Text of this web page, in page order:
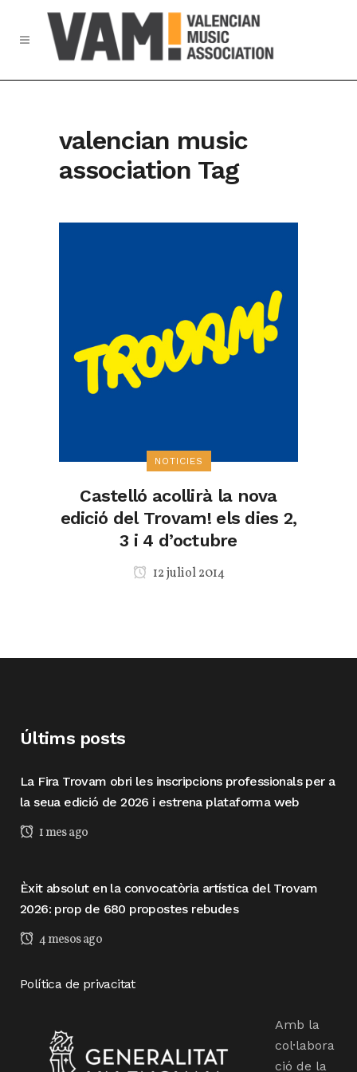
valencian music
association Tag
NOTICIES
Castelló acollirà la nova
edició del Trovam! els dies 2,
3 i 4 d’octubre
12 juliol 2014
Últims posts
La Fira Trovam obri les inscripcions professionals per a
la seua edició de 2026 i estrena plataforma web
1 mes ago
Èxit absolut en la convocatòria artística del Trovam
2026: prop de 680 propostes rebudes
4 mesos ago
Política de privacitat
Amb la
col·labora
ció de la